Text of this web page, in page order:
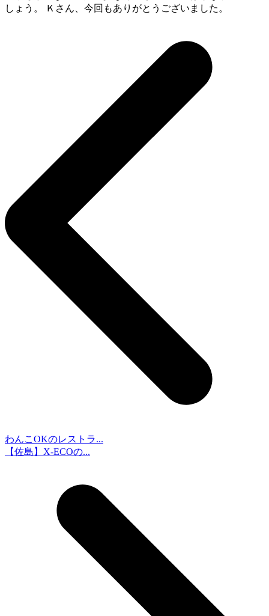
しょう。 Ｋさん、今回もありがとうございました。
わんこOKのレストラ...
【佐島】X-ECOの...